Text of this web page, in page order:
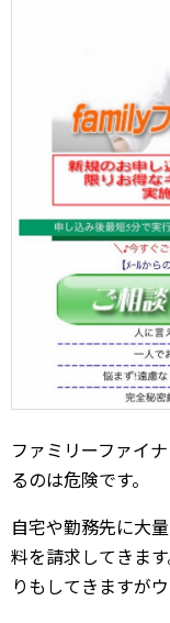
ファミリーファイ
るのは危険です。
自宅や勤務先に大
料を請求してきま
りもしてきますが